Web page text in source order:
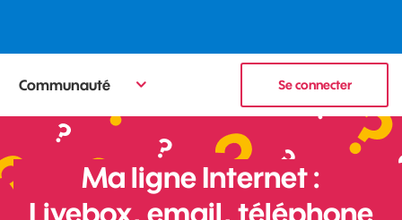
Communauté Se connecter
Ma ligne Internet :
Livebox, email, téléphone